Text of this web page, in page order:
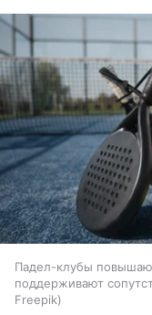
Падел-клубы
поддерживают
Freepik